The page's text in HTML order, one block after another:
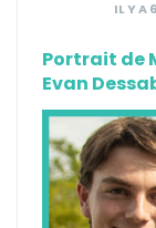
IL Y A
Portrait de
Evan